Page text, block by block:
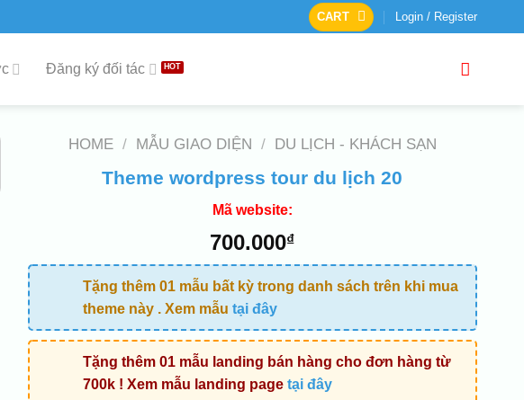
CART Login / Register
Đăng ký đối tác
HOME / MẪU GIAO DIỆN / DU LỊCH - KHÁCH SẠN
Theme wordpress tour du lịch 20
Mã website:
700.000₫
Tặng thêm 01 mẫu bất kỳ trong danh sách trên khi mua
theme này . Xem mẫu tại đây
Tặng thêm 01 mẫu landing bán hàng cho đơn hàng từ
700k ! Xem mẫu landing page tại đây